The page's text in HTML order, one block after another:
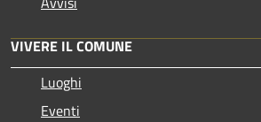
VIVERE IL COMUNE
Luoghi
Eventi